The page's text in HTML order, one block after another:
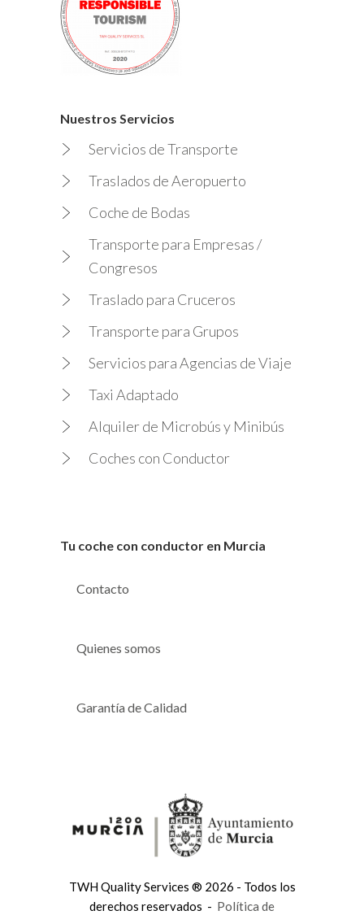
Nuestros Servicios
Servicios de Transporte
Traslados de Aeropuerto
Coche de Bodas
Transporte para Empresas /
Congresos
Traslado para Cruceros
Transporte para Grupos
Servicios para Agencias de Viaje
Taxi Adaptado
Alquiler de Microbús y Minibús
Coches con Conductor
Tu coche con conductor en Murcia
Contacto
Quienes somos
Garantía de Calidad
TWH Quality Services ® 2026 - Todos los
derechos reservados - Política de